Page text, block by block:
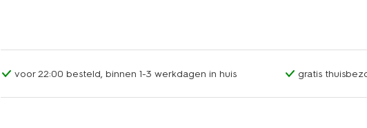
voor 22:00 besteld, binnen 1-3 werkdagen in huis gratis